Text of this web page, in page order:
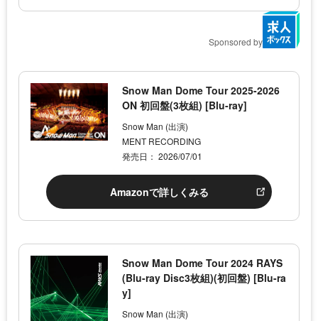
Sponsored by
Snow Man Dome Tour 2025-2026
ON 初回盤(3枚組) [Blu-ray]
Snow Man (出演)
MENT RECORDING
発売日： 2026/07/01
Amazonで詳しくみる
Snow Man Dome Tour 2024 RAYS
(Blu-ray Disc3枚組)(初回盤) [Blu-ra
y]
Snow Man (出演)